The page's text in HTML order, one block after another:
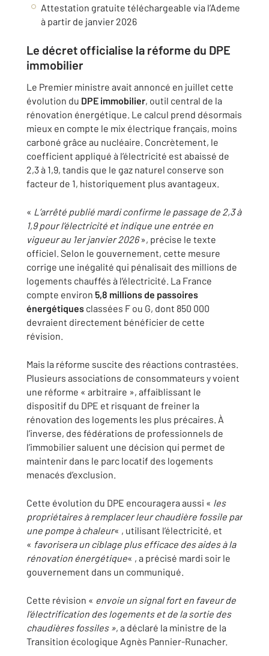
Attestation gratuite téléchargeable via l’Ademe
à partir de janvier 2026
Le décret officialise la réforme du DPE
immobilier
Le Premier ministre avait annoncé en juillet cette
évolution du DPE immobilier, outil central de la
rénovation énergétique. Le calcul prend désormais
mieux en compte le mix électrique français, moins
carboné grâce au nucléaire. Concrètement, le
coefficient appliqué à l’électricité est abaissé de
2,3 à 1,9, tandis que le gaz naturel conserve son
facteur de 1, historiquement plus avantageux.
« L’arrêté publié mardi confirme le passage de 2,3 à
1,9 pour l’électricité et indique une entrée en
vigueur au 1er janvier 2026», précise le texte
officiel. Selon le gouvernement, cette mesure
corrige une inégalité qui pénalisait des millions de
logements chauffés à l’électricité. La France
compte environ 5,8 millions de passoires
énergétiques classées F ou G, dont 850 000
devraient directement bénéficier de cette
révision.
Mais la réforme suscite des réactions contrastées.
Plusieurs associations de consommateurs y voient
une réforme « arbitraire », affaiblissant le
dispositif du DPE et risquant de freiner la
rénovation des logements les plus précaires. À
l’inverse, des fédérations de professionnels de
l’immobilier saluent une décision qui permet de
maintenir dans le parc locatif des logements
menacés d’exclusion.
Cette évolution du DPE encouragera aussi « les
propriétaires à remplacer leur chaudière fossile par
une pompe à chaleur« , utilisant l’électricité, et
« favorisera un ciblage plus efficace des aides à la
rénovation énergétique« , a précisé mardi soir le
gouvernement dans un communiqué.
Cette révision « envoie un signal fort en faveur de
l’électrification des logements et de la sortie des
chaudières fossiles », a déclaré la ministre de la
Transition écologique Agnès Pannier-Runacher.